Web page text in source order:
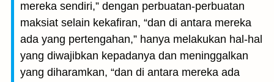
mereka sendiri,” dengan perbuatan-perbuatan
maksiat selain kekafiran, “dan di antara mereka
ada yang pertengahan,” hanya melakukan hal-hal
yang diwajibkan kepadanya dan meninggalkan
yang diharamkan, “dan di antara mereka ada